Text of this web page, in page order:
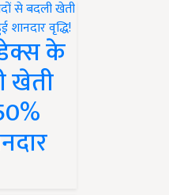
के
खेती